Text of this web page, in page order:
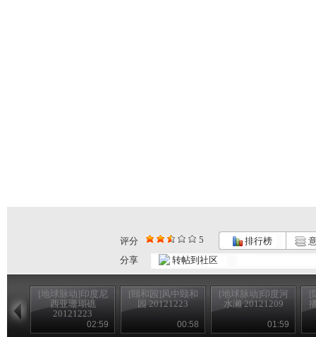
评分 5 排行榜
分享
转帖到社区
[地球脉动]印度尼
西亚珊瑚礁
20121223
02:59
[颐和园]风中颐和
园 20121223
00:58
[地球脉动]印度河
水濑 20121209
01:59
[